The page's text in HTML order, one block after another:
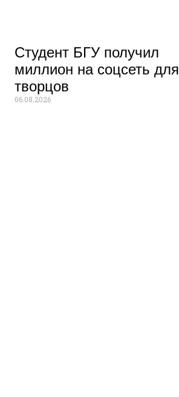
Студент БГУ получил
миллион на соцсеть для
творцов
06.08.2026